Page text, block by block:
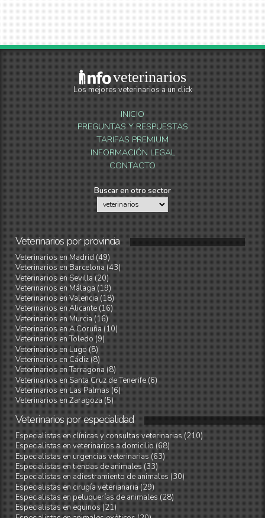
veterinarios
Los mejores veterinarios a un click
INICIO
PREGUNTAS Y RESPUESTAS
TARIFAS PREMIUM
INFORMACIÓN LEGAL
CONTACTO
Buscar en otro sector
Veterinariosporprovincia
Veterinarios en Madrid (49)
Veterinarios en Barcelona (43)
Veterinarios en Sevilla (20)
Veterinarios en Málaga (19)
Veterinarios en Valencia (18)
Veterinarios en Alicante (16)
Veterinarios en Murcia (16)
Veterinarios en A Coruña (10)
Veterinarios en Toledo (9)
Veterinarios en Lugo (8)
Veterinarios en Cádiz (8)
Veterinarios en Tarragona (8)
Veterinarios en Santa Cruz de Tenerife (6)
Veterinarios en Las Palmas (6)
Veterinarios en Zaragoza (5)
Veterinariosporespecialidad
Especialistas en clínicas y consultas veterinarias (210)
Especialistas en veterinarios a domicilio (68)
Especialistas en urgencias veterinarias (63)
Especialistas en tiendas de animales (33)
Especialistas en adiestramiento de animales (30)
Especialistas en cirugía veterianaria (29)
Especialistas en peluquerías de animales (28)
Especialistas en equinos (21)